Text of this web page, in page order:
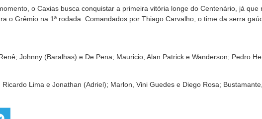
o Caxias busca conquistar a primeira vitória longe do Centenário, já
o Grêmio na 1ª rodada. Comandados por Thiago Carvalho, o time da serra
Johnny (Baralhas) e De Pena; Mauricio, Alan Patrick e Wanderson; Pedro
Lima e Jonathan (Adriel); Marlon, Vini Guedes e Diego Rosa;